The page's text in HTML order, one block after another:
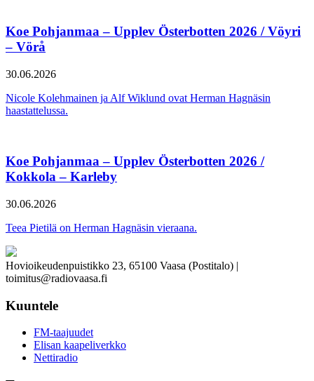
Koe Pohjanmaa – Upplev Österbotten 2026 / Vöyri
– Vörå
30.06.2026
Nicole Kolehmainen ja Alf Wiklund ovat Herman Hagnäsin
haastattelussa.
Koe Pohjanmaa – Upplev Österbotten 2026 /
Kokkola – Karleby
30.06.2026
Teea Pietilä on Herman Hagnäsin vieraana.
Hovioikeudenpuistikko 23, 65100 Vaasa (Postitalo) |
toimitus@radiovaasa.fi
Kuuntele
FM-taajuudet
Elisan kaapeliverkko
Nettiradio